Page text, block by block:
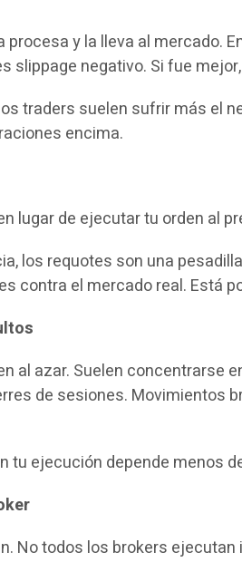
procesa y la lleva al mercado.
slippage negativo. Si fue
traders suelen sufrir más el
encima.
lugar de ejecutar tu orden al
los requotes son una
contra el mercado real. Está
al azar. Suelen
de sesiones. Movimientos
tu ejecución depende menos
No todos los brokers ejecutan